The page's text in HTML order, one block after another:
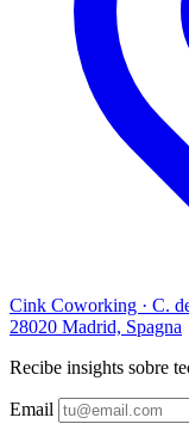
Cink Coworking · C.
28020 Madrid, Spagna
Recibe insights sobre
Email